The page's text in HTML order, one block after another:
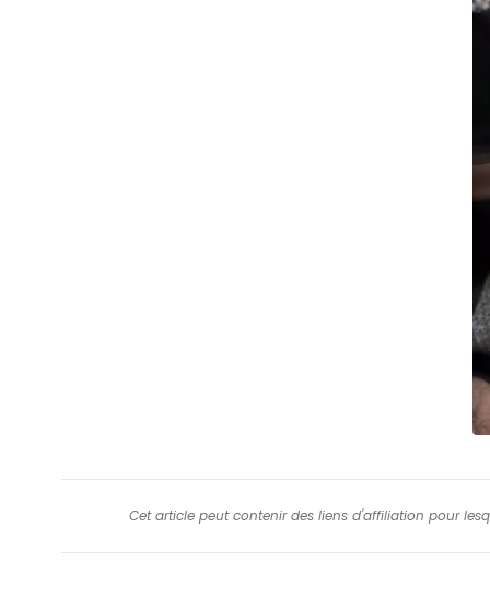
Cet article peut contenir des liens d'affiliation pour